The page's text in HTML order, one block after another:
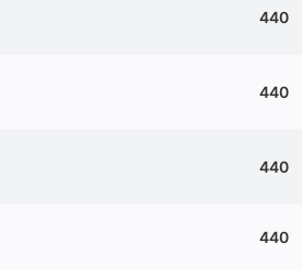
440
440
440
440